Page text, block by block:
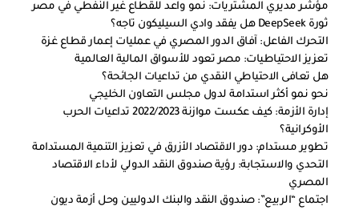
مؤشر مديري المشتريات: نمو واعد للقطاع غير النفطي في مصر
ثورة DeepSeek هل يفقد وادي السيليكون تاجه؟
التحرك الفاعل: آفاق الدور المصري في عمليات إعمار قطاع غزة
تعزيز الاحتياطيات: مصر تعود للأسواق المالية العالمية
هل تعافى الاحتياطي النقدي من تداعيات الجائحة؟
نحو نمو أكثر استدامة لدول مجلس التعاون الخليجي
إدارة الأزمة: كيف عكست موازنة 2022/2023 تداعيات الحرب
الأوكرانية؟
تطوير مستدام: دور الاقتصاد الأزرق في تعزيز التنمية المستدامة
التحدي والاستجابة: رؤية صندوق النقد الدولي لأداء الاقتصاد
المصري
اجتماع “الربيع”: صندوق النقد والبنك الدوليين وحل أزمة ديون